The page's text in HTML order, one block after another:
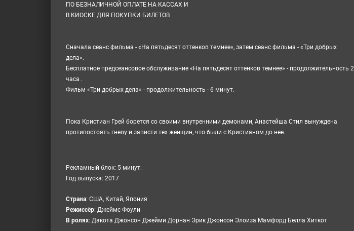
ПО БЕЗНАЛИЧНОЙ ОПЛАТЕ НА КАССАХ И
В КИОСКЕ ДЛЯ ПОКУПКИ БИЛЕТОВ
Сначала сеанс фильма - «На пятьдесят оттенков темнее», затем сеанс фильма - «Три добрых
дела».
Бесплатное предсеансовое обслуживание «На пятьдесят оттенков темнее» - продолжительность 2
часа .
Фильм «Три добрых дела» - продолжительность - 6 минут.
Пока Кристиан Грей борется со своими внутренними демонами, Анастейша Стил вынуждена
противостоять гневу и зависти тех женщин, что были с Кристианом до нее.
Рекламный блок: 5 минут.
Год выпуска: 2017
Cтрана: США, Китай, Япония
Режиссёр: Джеймс Фоули
В ролях: Дакота Джонсон Джейми Дорнан Эрик Джонсон Элоиза Мамфорд Белла Хиткот